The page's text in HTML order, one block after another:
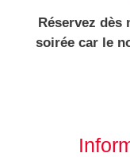
Réservez
soirée car le